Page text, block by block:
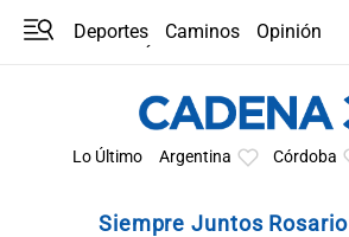
Deportes Caminos
Opinión
Lo Último Argentina Córdoba
Siempre Juntos Rosario